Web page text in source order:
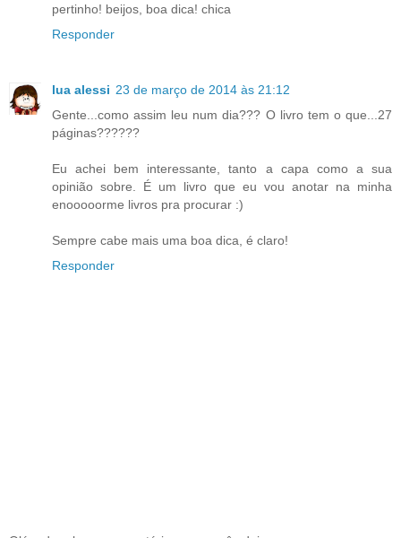
pertinho! beijos, boa dica! chica
Responder
lua alessi 23 de março de 2014 às 21:12
Gente...como assim leu num dia??? O livro tem o que...27
páginas??????
Eu achei bem interessante, tanto a capa como a sua
opinião sobre. É um livro que eu vou anotar na minha
enooooorme livros pra procurar :)
Sempre cabe mais uma boa dica, é claro!
Responder